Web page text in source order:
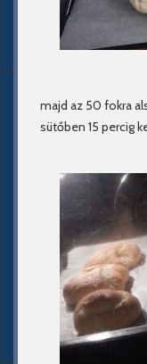
majd az 50 fokra
sütőben 15 percig